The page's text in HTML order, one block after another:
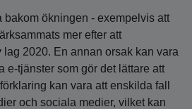
bakom ökningen - exempelvis att
mer efter att
2020. En annan orsak kan vara
e-tjänster som gör det lättare att
kan vara att enskilda fall
och sociala medier, vilket kan